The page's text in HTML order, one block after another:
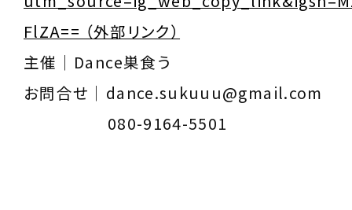
FlZA== （外部リンク）
主催｜Dance巣食う
お問合せ｜dance.sukuuu@gmail.com
080-9164-5501